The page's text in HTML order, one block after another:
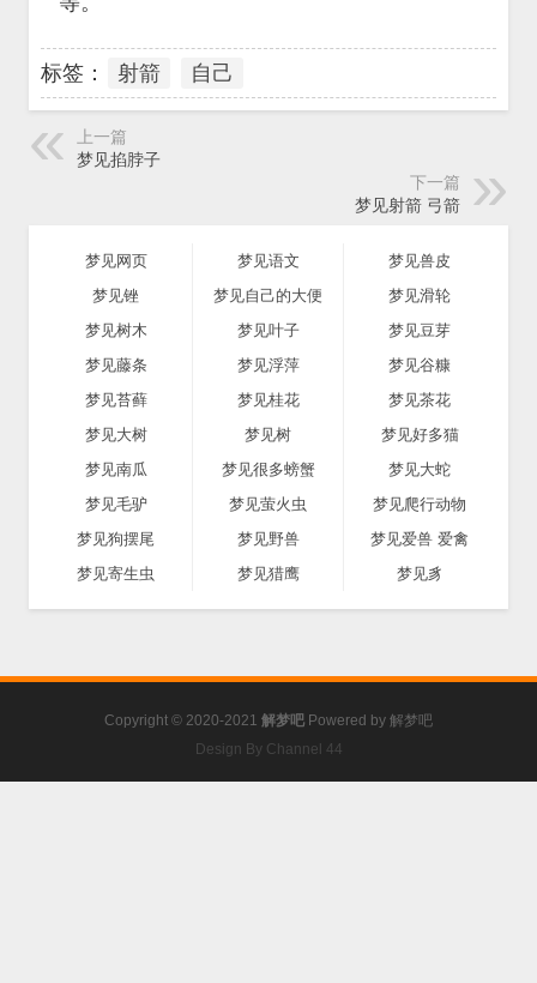
标签： 射箭 自己
上一篇
梦见掐脖子
下一篇
梦见射箭 弓箭
梦见网页 梦见语文
梦见兽皮
梦见锉
梦见自己的大便
梦见滑轮
梦见树木
梦见叶子
梦见豆芽
梦见藤条
梦见浮萍
梦见谷糠
梦见苔藓
梦见桂花
梦见茶花
梦见大树
梦见树
梦见好多猫
梦见南瓜
梦见很多螃蟹
梦见大蛇
梦见毛驴
梦见萤火虫
梦见爬行动物
梦见狗摆尾
梦见野兽
梦见爱兽 爱禽
梦见寄生虫
梦见猎鹰 梦见豸
Copyright © 2020-2021 解梦吧 Powered by 解梦吧
Design By Channel 44